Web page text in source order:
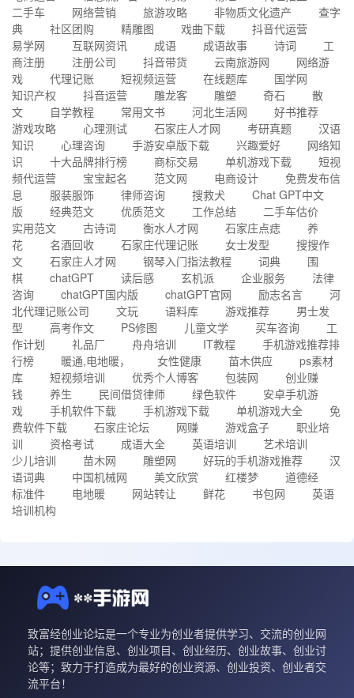
二手车
网络营销 旅游攻略 非物质文化遗产
查字
典
社区团购 精雕图 戏曲下载
抖音代运营
易学网
互联网资讯 成语 成语故事 诗词
工
商注册
注册公司 抖音带货 云南旅游网
网络游
戏
代理记账 短视频运营 在线题库
国学网
知识产权
抖音运营 雕龙客 雕塑 奇石
散
文
自学教程 常用文书 河北生活网
好书推荐
游戏攻略
心理测试 石家庄人才网 考研真题
汉语
知识
心理咨询 手游安卓版下载 兴趣爱好
网络知
识
十大品牌排行榜 商标交易 单机游戏下载
短视
频代运营
宝宝起名 范文网 电商设计
免费发布信
息
服装服饰 律师咨询 搜救犬
Chat GPT中文
版
经典范文 优质范文 工作总结
二手车估价
实用范文
古诗词 衡水人才网 石家庄点痣
养
花
名酒回收 石家庄代理记账 女士发型
搜搜作
文
石家庄人才网 钢琴入门指法教程 词典
围
棋
chatGPT 读后感 玄机派 企业服务
法律
咨询
chatGPT国内版 chatGPT官网 励志名言
河
北代理记账公司
文玩 语料库 游戏推荐
男士发
型
高考作文 PS修图 儿童文学 买车咨询
工
作计划
礼品厂 舟舟培训 IT教程
手机游戏推荐排
行榜
暖通,电地暖， 女性健康 苗木供应
ps素材
库
短视频培训 优秀个人博客 包装网
创业赚
钱
养生 民间借贷律师 绿色软件
安卓手机游
戏
手机软件下载 手机游戏下载 单机游戏大全
免
费软件下载
石家庄论坛 网赚 游戏盒子
职业培
训
资格考试 成语大全 英语培训
艺术培训
少儿培训
苗木网 雕塑网 好玩的手机游戏推荐
汉
语词典
中国机械网 美文欣赏 红楼梦
道德经
标准件
电地暖 网站转让 鲜花 书包网
英语
培训机构
致富经创业论坛是一个专业为创业者提供学习、交流的创业网
站；提供创业信息、创业项目、创业经历、创业故事、创业讨
论等；致力于打造成为最好的创业资源、创业投资、创业者交
流平台！